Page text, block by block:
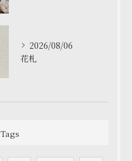
2026/08/06
花札
Tags